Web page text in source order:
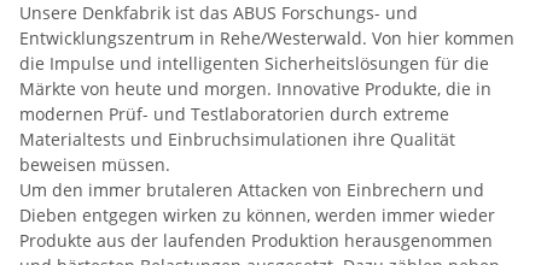
Unsere Denkfabrik ist das ABUS Forschungs- und
Entwicklungszentrum in Rehe/Westerwald. Von hier kommen
die Impulse und intelligenten Sicherheitslösungen für die
Märkte von heute und morgen. Innovative Produkte, die in
modernen Prüf- und Testlaboratorien durch extreme
Materialtests und Einbruchsimulationen ihre Qualität
beweisen müssen.
Um den immer brutaleren Attacken von Einbrechern und
Dieben entgegen wirken zu können, werden immer wieder
Produkte aus der laufenden Produktion herausgenommen